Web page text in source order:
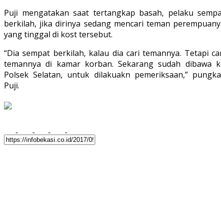
Puji mengatakan saat tertangkap basah, pelaku
berkilah, jika dirinya sedang mencari teman
yang tinggal di kost tersebut.
“Dia sempat berkilah, kalau dia cari temannya. Tetapi
temannya di kamar korban. Sekarang sudah dibawa
Polsek Selatan, untuk dilakuakn pemeriksaan,”
Puji.